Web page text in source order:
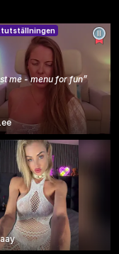
me - menu for fun”